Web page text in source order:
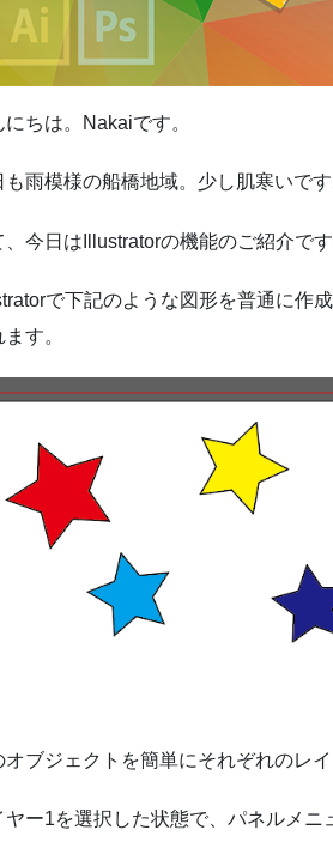
にちは。Nakaiです。
も雨模様の船橋地域。少し肌寒いです
、今日はIllustratorの機能のご紹介です
で下記のような図形を普通に作
す。
オブジェクトを簡単にそれぞれのレ
ヤー1を選択した状態で、パネルメ